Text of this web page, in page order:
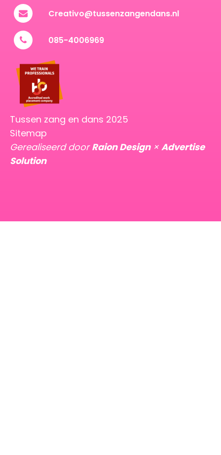
Creativo@tussenzangendans.nl
085-4006969
Tussen zang en dans 2025
Sitemap
Gerealiseerd doorRaion Design× Advertise
Solution